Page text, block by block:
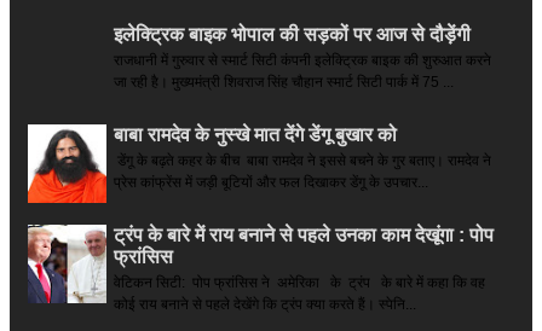
इलेक्ट्रिक बाइक भोपाल की सड़कों पर आज से दौड़ेंगी
राजधानी में गुरुवार से स्मार्ट सिटी कंपनी इलेक्ट्रिक बाइक की शुरुआत करने
जा रही है। मुख्यमंत्री शिवराज सिंह चौहान स्मार्ट सिटी पार्क में 75 ...
बाबा रामदेव के नुस्खे मात देंगे डेंगू बुखार को
डेंगू के बढ़ते कहर के बीच बाबा रामदेव ने इससे बचने के गुर बताए। रामदेव ने
प्रेस कांफ्रेंस में जड़ी बूटियों और फल दिखाकर डेंगू के उपचार...
ट्रंप के बारे में राय बनाने से पहले उनका काम देखूंगा : पोप
फ्रांसिस
वेटिकन सिटी: पोप फ्रांसिस ने अमेरिका के ट्रंप के बारे में कहा कि वह
कोई राय बनाने से पहले देखेंगे कि ट्रंप क्या करते हैं। स्पेनि...